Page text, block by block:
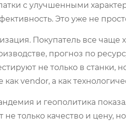
с улучшенными
Это уже не
Покупатель все чаще
прогноз по
не только в станки,
vendor, а как
и геополитика
не только качество и цену,